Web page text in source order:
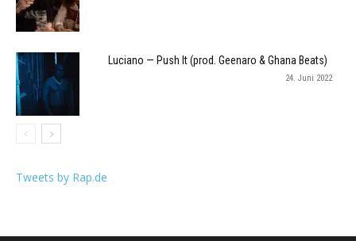
Luciano — Push It (prod. Geenaro & Ghana Beats)
24. Juni 2022
Tweets by Rap.de